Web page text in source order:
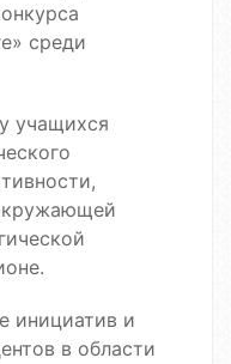
среди
учащихся
инициатив и
в области